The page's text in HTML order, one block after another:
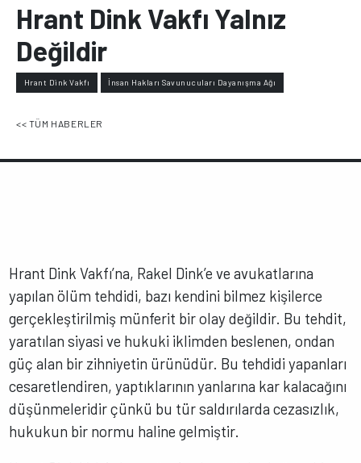
Hrant Dink Vakfı Yalnız
Değildir
Hrant Dink Vakfı İnsan Hakları Savunucuları Dayanışma Ağı
<< TÜM HABERLER
Hrant Dink Vakfı’na, Rakel Dink’e ve avukatlarına
yapılan ölüm tehdidi, bazı kendini bilmez kişilerce
gerçekleştirilmiş münferit bir olay değildir. Bu tehdit,
yaratılan siyasi ve hukuki iklimden beslenen, ondan
güç alan bir zihniyetin ürünüdür. Bu tehdidi yapanları
cesaretlendiren, yaptıklarının yanlarına kar kalacağını
düşünmeleridir çünkü bu tür saldırılarda cezasızlık,
hukukun bir normu haline gelmiştir.